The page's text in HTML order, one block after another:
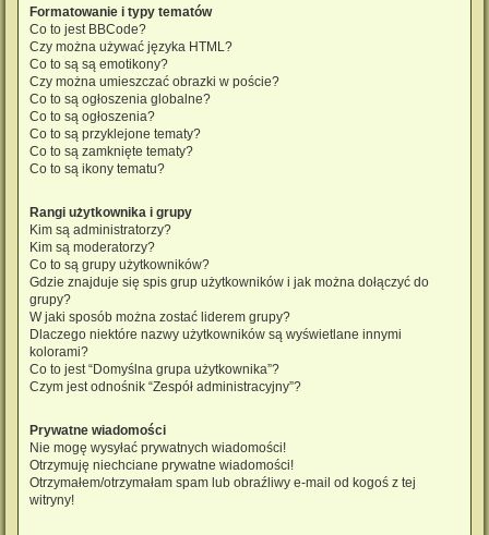
Formatowanie i typy tematów
Co to jest BBCode?
Czy można używać języka HTML?
Co to są są emotikony?
Czy można umieszczać obrazki w poście?
Co to są ogłoszenia globalne?
Co to są ogłoszenia?
Co to są przyklejone tematy?
Co to są zamknięte tematy?
Co to są ikony tematu?
Rangi użytkownika i grupy
Kim są administratorzy?
Kim są moderatorzy?
Co to są grupy użytkowników?
Gdzie znajduje się spis grup użytkowników i jak można dołączyć do
grupy?
W jaki sposób można zostać liderem grupy?
Dlaczego niektóre nazwy użytkowników są wyświetlane innymi
kolorami?
Co to jest “Domyślna grupa użytkownika”?
Czym jest odnośnik “Zespół administracyjny”?
Prywatne wiadomości
Nie mogę wysyłać prywatnych wiadomości!
Otrzymuję niechciane prywatne wiadomości!
Otrzymałem/otrzymałam spam lub obraźliwy e-mail od kogoś z tej
witryny!